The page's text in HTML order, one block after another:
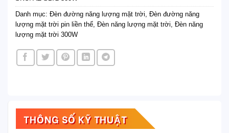
Danh mục: Đèn đường năng lượng mặt trời, Đèn đường năng
lượng mặt trời pin liền thể, Đèn năng lượng mặt trời, Đèn năng
lượng mặt trời 300W
THÔNG SỐ KỸ THUẬT